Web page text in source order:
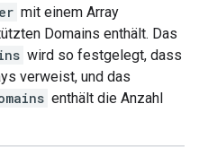
mit einem Array
Domains enthält. Das
wird so festgelegt, dass
verweist, und das
enthält die Anzahl